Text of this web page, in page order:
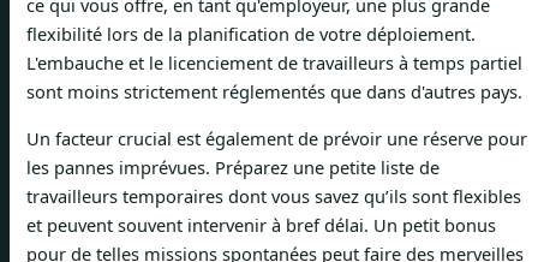
ce qui vous offre, en tant qu'employeur, une plus grande
flexibilité lors de la planification de votre déploiement.
L'embauche et le licenciement de travailleurs à temps partiel
sont moins strictement réglementés que dans d'autres pays.
Un facteur crucial est également de prévoir une réserve pour
les pannes imprévues. Préparez une petite liste de
travailleurs temporaires dont vous savez qu’ils sont flexibles
et peuvent souvent intervenir à bref délai. Un petit bonus
pour de telles missions spontanées peut faire des merveilles